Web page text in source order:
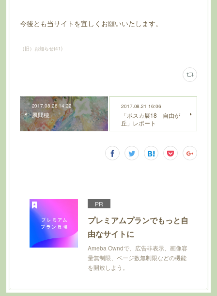
今後とも当サイトを宜しくお願いいたします。
（旧）お知らせ(41)
2017.08.26 14:22
風間穂
2017.08.21 16:06
「ポスカ展18 自由が
丘」レポート
PR
プレミアムプランでもっと自
由なサイトに
Ameba Owndで、広告非表示、画像容
量無制限、ページ数無制限などの機能
を開放しよう。